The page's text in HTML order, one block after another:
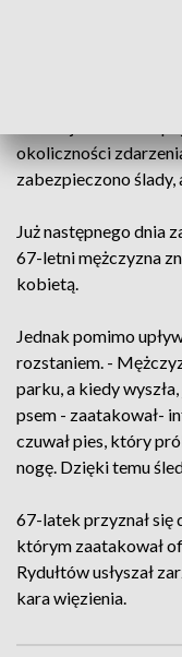
okoliczności
zabezpieczono ślady,
Już następnego dnia
67-letni mężczyzna
kobietą.
Jednak pomimo
rozstaniem. -
parku, a kiedy
psem - zaatakował-
czuwał pies, który
nogę. Dzięki temu
67-latek przyznał się
którym zaatakował
Rydułtów usłyszał
kara więzienia.